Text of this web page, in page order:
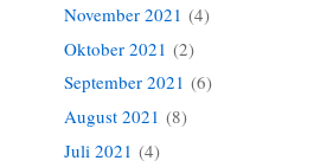
November 2021 (4)
Oktober 2021 (2)
September 2021 (6)
August 2021 (8)
Juli 2021 (4)